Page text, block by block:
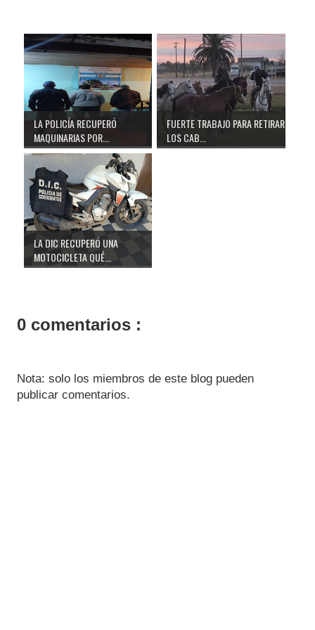
LA POLICÍA RECUPERÓ
MAQUINARIAS POR...
FUERTE TRABAJO PARA RETIRAR
LOS CAB...
LA DIC RECUPERÓ UNA
MOTOCICLETA QUÉ...
0 comentarios :
Nota: solo los miembros de este blog pueden
publicar comentarios.